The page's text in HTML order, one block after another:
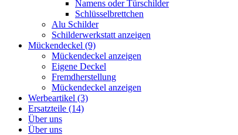
Namens oder Türschilder
Schlüsselbrettchen
Alu Schilder
Schilderwerkstatt anzeigen
Mückendeckel (9)
Mückendeckel anzeigen
Eigene Deckel
Fremdherstellung
Mückendeckel anzeigen
Werbeartikel (3)
Ersatzteile (14)
Über uns
Über uns